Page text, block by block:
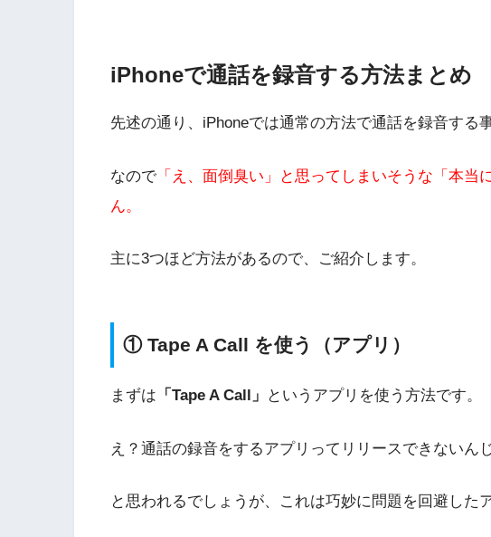
iPhoneで通話を録音する方法まとめ
先述の通り、iPhoneでは通常の方法で通話を録音する
なので 「え、面倒臭い」と思ってしまいそうな「本
ん。
主に3つほど方法があるので、ご紹介します。
① Tape A Call を使う（アプリ）
まずは 「Tape A Call」 というアプリを使う方法です。
え？通話の録音をするアプリってリリースできないん
と思われるでしょうが、これは巧妙に問題を回避した